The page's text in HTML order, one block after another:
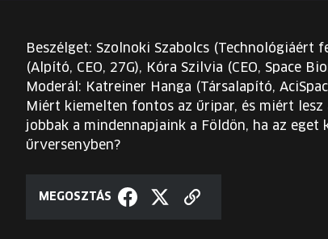
Beszélget: Szolnoki Szabolcs (Technológiáért
(Alpító, CEO, 27G), Kóra Szilvia (CEO, Space
Moderál: Katreiner Hanga (Társalapító,
Miért kiemelten fontos az űripar, és miért
jobbak a mindennapjaink a Földön, ha az
űrversenyben?
MEGOSZTÁS